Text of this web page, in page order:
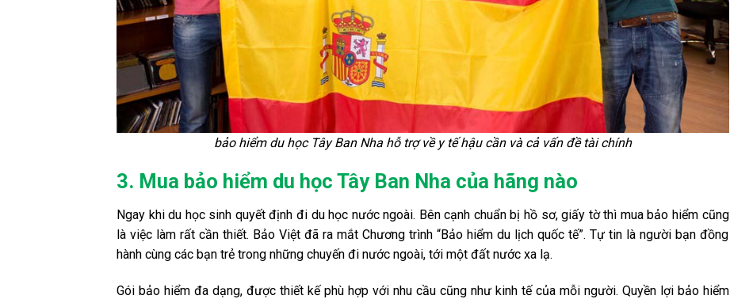
bảo hiểm du học Tây Ban Nha hỗ trợ về y tế hậu cần và cả vấn đề tài chính
3. Mua bảo hiểm du học Tây Ban Nha của hãng nào
Ngay khi du học sinh quyết định đi du học nước ngoài. Bên cạnh chuẩn bị hồ sơ, giấy tờ thì mua bảo hiểm cũng
là việc làm rất cần thiết. Bảo Việt đã ra mắt Chương trình “Bảo hiểm du lịch quốc tế”. Tự tin là người bạn đồng
hành cùng các bạn trẻ trong những chuyến đi nước ngoài, tới một đất nước xa lạ.
Gói bảo hiểm đa dạng, được thiết kế phù hợp với nhu cầu cũng như kinh tế của mỗi người. Quyền lợi bảo hiểm